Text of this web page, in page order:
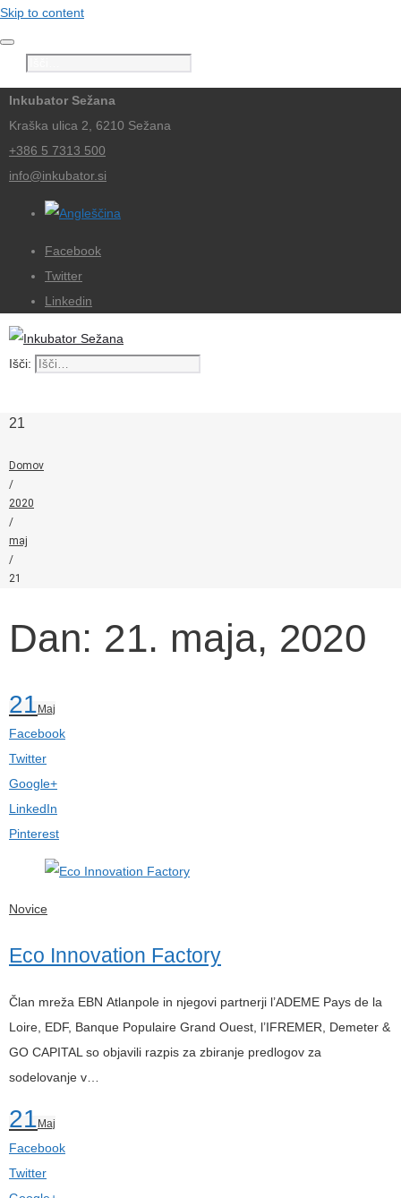
Skip to content
Inkubator Sežana
Kraška ulica 2, 6210 Sežana
+386 5 7313 500
info@inkubator.si
Facebook
Twitter
Linkedin
Išči:
21
Domov
/
2020
/
maj
/
21
Dan: 21. maja, 2020
21 Maj
Facebook
Twitter
Google+
LinkedIn
Pinterest
Novice
Eco Innovation Factory
Član mreža EBN Atlanpole in njegovi partnerji l’ADEME Pays de la
Loire, EDF, Banque Populaire Grand Ouest, l’IFREMER, Demeter &
GO CAPITAL so objavili razpis za zbiranje predlogov za
sodelovanje v…
21 Maj
Facebook
Twitter